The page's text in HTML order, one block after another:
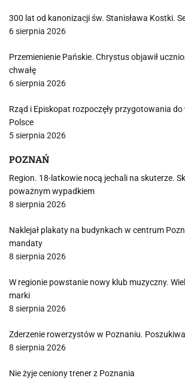
300 lat od kanonizacji św. Stanisława Kostki.
6 sierpnia 2026
Przemienienie Pańskie. Chrystus objawił
chwałę
6 sierpnia 2026
Rząd i Episkopat rozpoczęły przygotowania
Polsce
5 sierpnia 2026
POZNAŃ
Region. 18-latkowie nocą jechali na skuterze.
poważnym wypadkiem
8 sierpnia 2026
Naklejał plakaty na budynkach w centrum
mandaty
8 sierpnia 2026
W regionie powstanie nowy klub muzyczny.
marki
8 sierpnia 2026
Zderzenie rowerzystów w Poznaniu.
8 sierpnia 2026
Nie żyje ceniony trener z Poznania